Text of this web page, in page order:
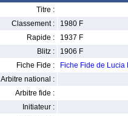
Titre :
Classement :
1980 F
Rapide :
1937 F
Blitz :
1906 F
Fiche Fide :
Fiche Fide de Lucia
Arbitre national :
Arbitre fide :
Initiateur :